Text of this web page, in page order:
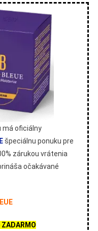
má oficiálny
špeciálnu ponuku pre
zárukou vrátenia
očakávané